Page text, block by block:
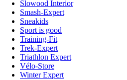
Slowood Interior
Smash-Expert
Sneakids
Sport is good
Training-Fit
Trek-Expert
Triathlon Expert
Vélo-Store
Winter Expert